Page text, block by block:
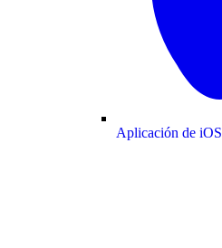
Aplicación de iOS